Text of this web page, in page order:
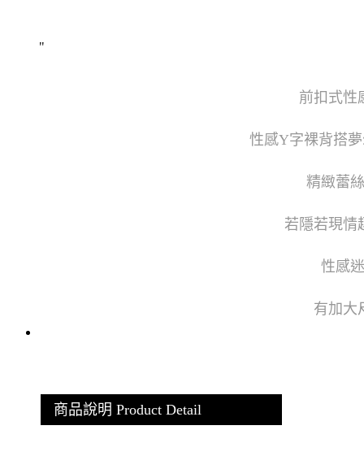
"
前扣式性
性感Y字裸背搭
精緻蕾
若隱若現情
性感
有加大
商品說明 Product Detail